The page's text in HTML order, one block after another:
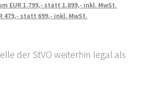
EUR 1.799,- statt 1.899,- inkl. MwSt.
479,- statt 699,- inkl. MwSt.
der StVO weiterhin legal als